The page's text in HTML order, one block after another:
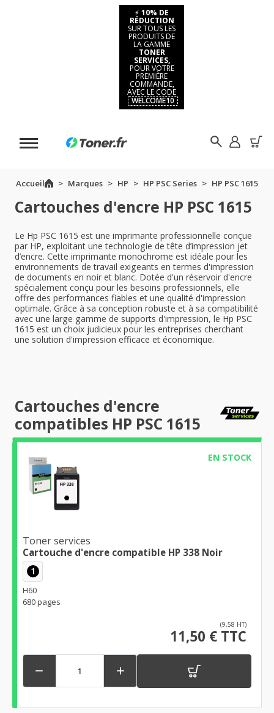
⚡ 10% DE
RÉDUCTION
SUR TOUS LES
PRODUITS DE
LA GAMME
TONER
SERVICES,
POUR VOTRE
PREMIÈRE
COMMANDE,
AVEC LE CODE
WELCOME10
Accueil Marques HP HP PSC Series HP PSC 1615
Cartouches d'encre HP PSC 1615
Le Hp PSC 1615 est une imprimante professionnelle conçue
par HP, exploitant une technologie de tête d’impression jet
d’encre. Cette imprimante monochrome est idéale pour les
environnements de travail exigeants en termes d'impression
de documents en noir et blanc. Dotée d'un réservoir d'encre
spécialement conçu pour les besoins professionnels, elle
offre des performances fiables et une qualité d'impression
optimale. Grâce à sa conception robuste et à sa compatibilité
avec une large gamme de supports d'impression, le Hp PSC
1615 est un choix judicieux pour les entreprises cherchant
une solution d'impression efficace et économique.
Cartouches d'encre
compatibles HP PSC 1615
EN STOCK
Toner services
Cartouche d'encre compatible HP 338 Noir
1
H60
680 pages
(9,58 HT)
11,50 € TTC
 